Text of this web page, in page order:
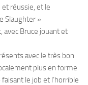
réussie, et le
Slaughter »
Bruce jouant et
avec le très bon
plus en forme
le job et l’horrible